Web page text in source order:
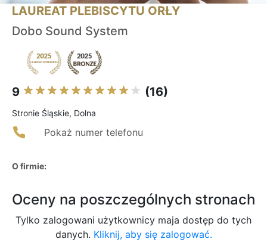
LAUREAT PLEBISCYTU ORŁY
Dobo Sound System
9 (16)
Stronie Śląskie, Dolna
Pokaż numer telefonu
O firmie:
Oceny na poszczególnych stronach
Tylko zalogowani użytkownicy maja dostęp do tych
danych. Kliknij, aby się zalogować.